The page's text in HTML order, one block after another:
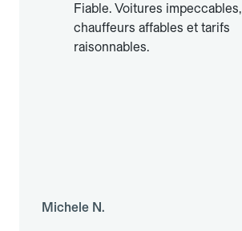
Fiable. Voitures impeccables,
chauffeurs affables et tarifs
raisonnables.
Michele N.